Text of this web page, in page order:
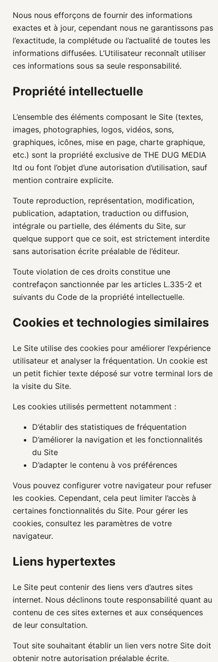
Nous nous efforçons de fournir des informations
exactes et à jour, cependant nous ne garantissons pas
l’exactitude, la complétude ou l’actualité de toutes les
informations diffusées. L’Utilisateur reconnaît utiliser
ces informations sous sa seule responsabilité.
Propriété intellectuelle
L’ensemble des éléments composant le Site (textes,
images, photographies, logos, vidéos, sons,
graphiques, icônes, mise en page, charte graphique,
etc.) sont la propriété exclusive de THE DUG MEDIA
ltd ou font l’objet d’une autorisation d’utilisation, sauf
mention contraire explicite.
Toute reproduction, représentation, modification,
publication, adaptation, traduction ou diffusion,
intégrale ou partielle, des éléments du Site, sur
quelque support que ce soit, est strictement interdite
sans autorisation écrite préalable de l’éditeur.
Toute violation de ces droits constitue une
contrefaçon sanctionnée par les articles L.335-2 et
suivants du Code de la propriété intellectuelle.
Cookies et technologies similaires
Le Site utilise des cookies pour améliorer l’expérience
utilisateur et analyser la fréquentation. Un cookie est
un petit fichier texte déposé sur votre terminal lors de
la visite du Site.
Les cookies utilisés permettent notamment :
D’établir des statistiques de fréquentation
D’améliorer la navigation et les fonctionnalités
du Site
D’adapter le contenu à vos préférences
Vous pouvez configurer votre navigateur pour refuser
les cookies. Cependant, cela peut limiter l’accès à
certaines fonctionnalités du Site. Pour gérer les
cookies, consultez les paramètres de votre
navigateur.
Liens hypertextes
Le Site peut contenir des liens vers d’autres sites
internet. Nous déclinons toute responsabilité quant au
contenu de ces sites externes et aux conséquences
de leur consultation.
Tout site souhaitant établir un lien vers notre Site doit
obtenir notre autorisation préalable écrite.